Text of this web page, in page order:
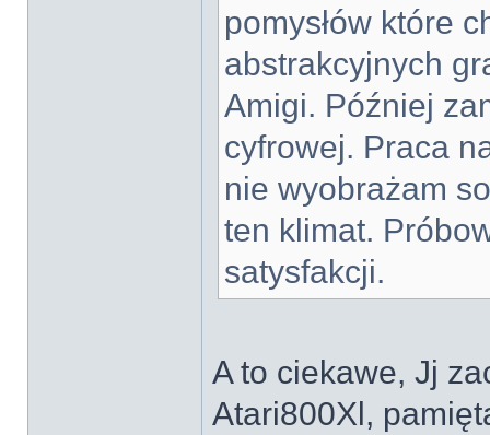
pomysłów które
abstrakcyjnych
Amigi. Później
cyfrowej. Praca
nie wyobrażam
ten klimat.
satysfakcji.
A to ciekawe, Jj
Atari800Xl,